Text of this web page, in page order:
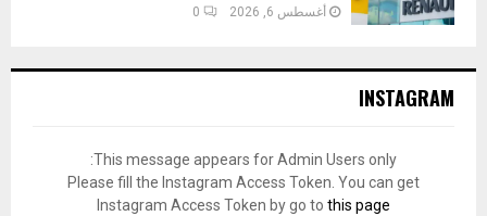
أغسطس 6, 2026 0
INSTAGRAM
This message appears for Admin Users only:
Please fill the Instagram Access Token. You can get
Instagram Access Token by go to this page